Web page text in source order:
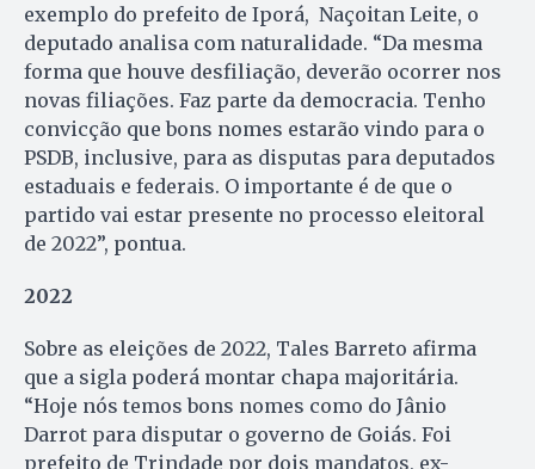
exemplo do prefeito de Iporá, Naçoitan Leite, o
deputado analisa com naturalidade. “Da mesma
forma que houve desfiliação, deverão ocorrer nos
novas filiações. Faz parte da democracia. Tenho
convicção que bons nomes estarão vindo para o
PSDB, inclusive, para as disputas para deputados
estaduais e federais. O importante é de que o
partido vai estar presente no processo eleitoral
de 2022”, pontua.
2022
Sobre as eleições de 2022, Tales Barreto afirma
que a sigla poderá montar chapa majoritária.
“Hoje nós temos bons nomes como do Jânio
Darrot para disputar o governo de Goiás. Foi
prefeito de Trindade por dois mandatos, ex-